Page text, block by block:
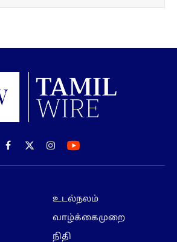
Facebook
X
(Twitter)
Instagram
உடல்நலம்
வாழ்க்கைமுறை
நிதி